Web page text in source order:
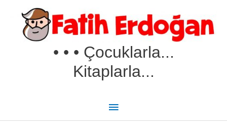
• • • Çocuklarla...
Kitaplarla...
Ana
menü